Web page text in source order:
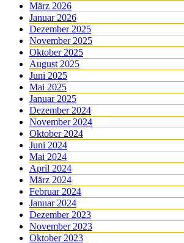
März 2026
Januar 2026
Dezember 2025
November 2025
Oktober 2025
August 2025
Juni 2025
Mai 2025
Januar 2025
Dezember 2024
November 2024
Oktober 2024
Juni 2024
Mai 2024
April 2024
März 2024
Februar 2024
Januar 2024
Dezember 2023
November 2023
Oktober 2023